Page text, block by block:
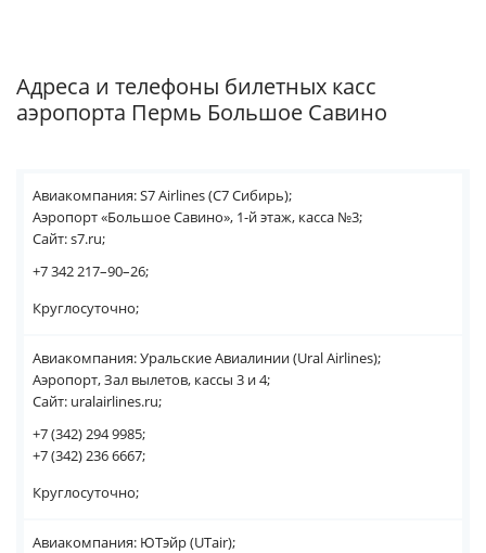
Адреса и телефоны билетных касс
аэропорта Пермь Большое Савино
Авиакомпания: S7 Airlines (С7 Сибирь);
Аэропорт «Большое Савино», 1-й этаж, касса №3;
Сайт: s7.ru;
+7 342 217–90–26;
Круглосуточно;
Авиакомпания: Уральские Авиалинии (Ural Airlines);
Аэропорт, Зал вылетов, кассы 3 и 4;
Сайт: uralairlines.ru;
+7 (342) 294 9985;
+7 (342) 236 6667;
Круглосуточно;
Авиакомпания: ЮТэйр (UTair);